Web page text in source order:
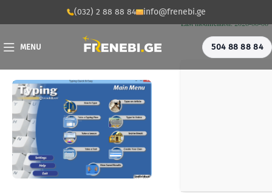
(032) 2 88 88 84 info@frenebi.ge
MENU 504 88 88 84
Last modification: 2026-06-06